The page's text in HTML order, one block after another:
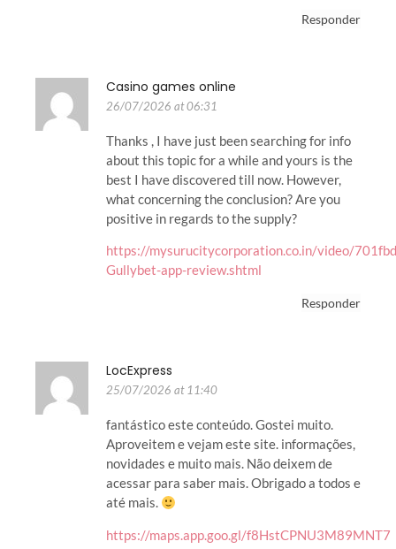
Responder
Casino games online
26/07/2026 at 06:31
Thanks , I have just been searching for info
about this topic for a while and yours is the
best I have discovered till now. However,
what concerning the conclusion? Are you
positive in regards to the supply?
https://mysurucitycorporation.co.in/video/
Gullybet-app-review.shtml
Responder
LocExpress
25/07/2026 at 11:40
fantástico este conteúdo. Gostei muito.
Aproveitem e vejam este site. informações,
novidades e muito mais. Não deixem de
acessar para saber mais. Obrigado a todos e
até mais.
https://maps.app.goo.gl/f8HstCPNU3M89MNT7